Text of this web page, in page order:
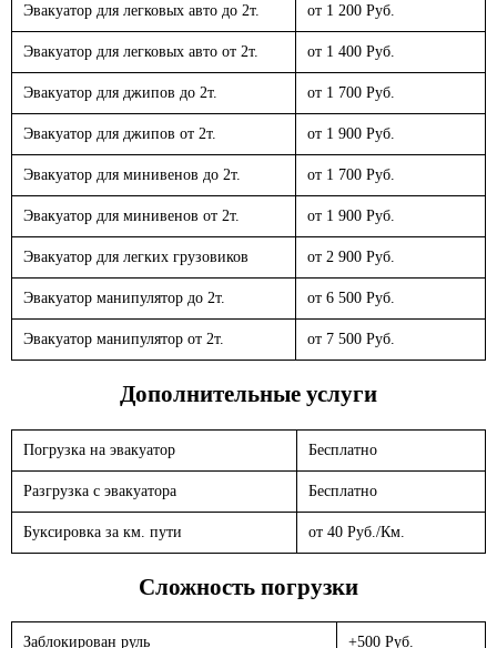
Эвакуатор для легковых авто до 2т. от 1 200 Руб.
Эвакуатор для легковых авто от 2т. от 1 400 Руб.
Эвакуатор для джипов до 2т. от 1 700 Руб.
Эвакуатор для джипов от 2т. от 1 900 Руб.
Эвакуатор для минивенов до 2т. от 1 700 Руб.
Эвакуатор для минивенов от 2т. от 1 900 Руб.
Эвакуатор для легких грузовиков от 2 900 Руб.
Эвакуатор манипулятор до 2т. от 6 500 Руб.
Эвакуатор манипулятор от 2т. от 7 500 Руб.
Дополнительные услуги
Погрузка на эвакуатор Бесплатно
Разгрузка с эвакуатора Бесплатно
Буксировка за км. пути от 40 Руб./Км.
Сложность погрузки
Заблокирован руль +500 Руб.